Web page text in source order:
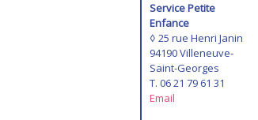
Service Petite
Enfance
◊ 25 rue Henri Janin
94190 Villeneuve-
Saint-Georges
T. 06 21 79 61 31
Email